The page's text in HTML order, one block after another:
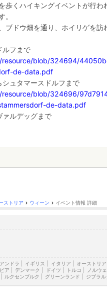
歩くハイキングイベントが行わ
。
ブドウ畑を通り、ホイリゲを
ルフまで
resource/blob/324694/
de-data.pdf
ュタマースドルフまで
resource/blob/324696/
de-data.pdf
ァルデッグまで
ストリア › ウィーン › イベント情報 詳細
アンドラ イギリス イタリア オーストリア
ア デンマーク ドイツ トルコ
ノルウ
ルクセンブルク グリーンランド ジブラル